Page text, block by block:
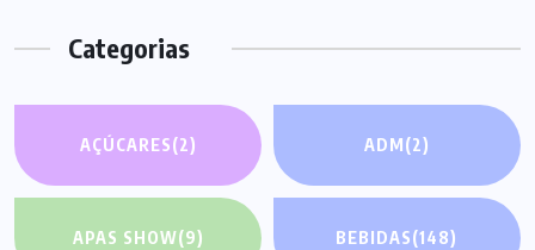
Categorias
AÇÚCARES(2) ADM(2)
APAS SHOW(9) BEBIDAS(148)